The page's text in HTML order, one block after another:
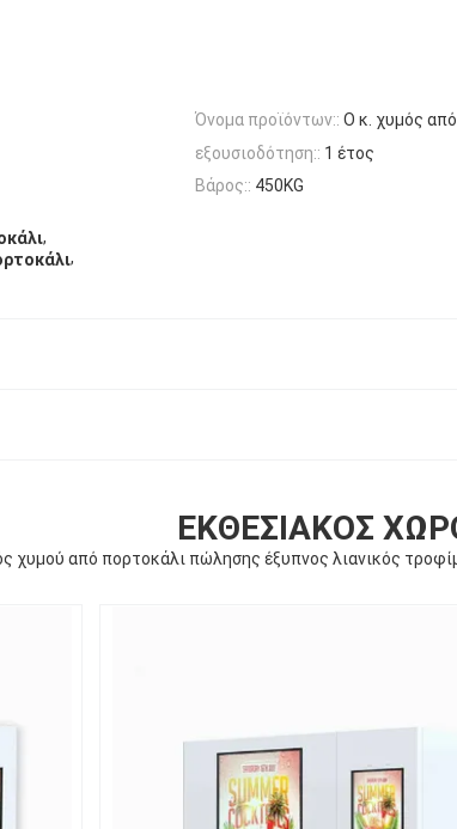
Όνομα προϊόντων:: Ο κ. χυμός
εξουσιοδότηση:: 1 έτος
Βάρος:: 450KG
,
,
ΕΚΘΕΣΙΑΚΌΣ
χυμού από πορτοκάλι πώλησης έξυπνος λιανικός